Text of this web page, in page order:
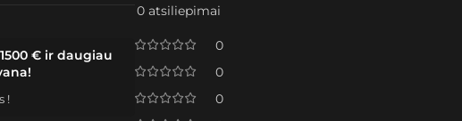
€ ir daugiau
!
0 atsiliepimai
0
0
0